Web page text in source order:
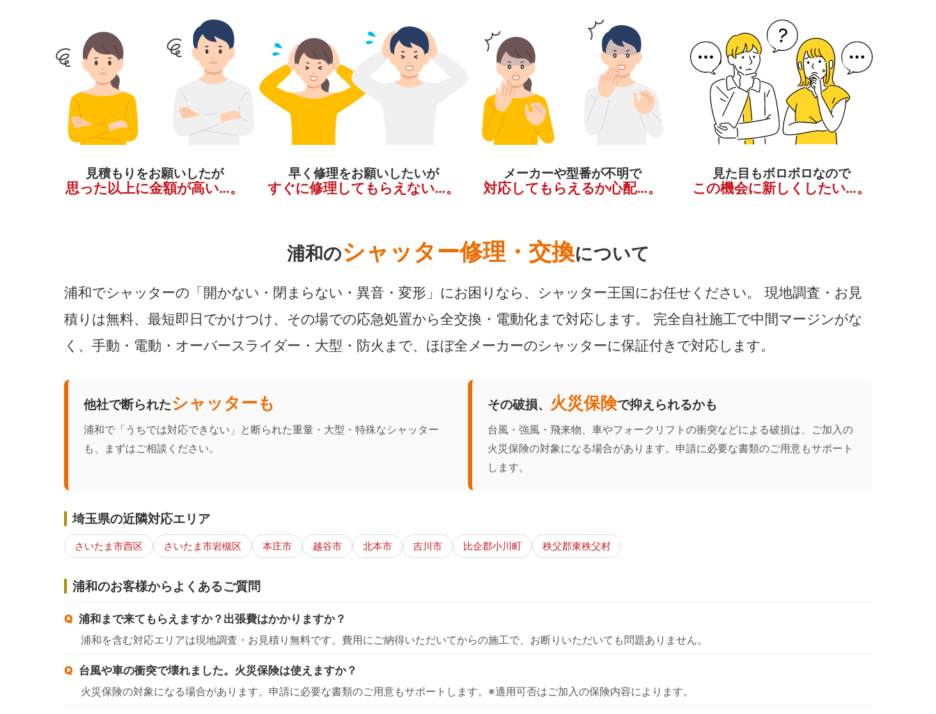
見積もりをお願いしたが
思った以上に金額が高い…。
早く修理をお願いしたいが
すぐに修理してもらえない…。
メーカーや型番が不明で
対応してもらえるか心配…。
見た目もボロボロなので
この機会に新しくしたい…。
浦和のシャッター修理・交換について
浦和でシャッターの「開かない・閉まらない・異音・変形」にお困りなら、シャッター王国にお任せください。 現地調査・お見
積りは無料、最短即日でかけつけ、その場での応急処置から全交換・電動化まで対応します。 完全自社施工で中間マージンがな
く、手動・電動・オーバースライダー・大型・防火まで、ほぼ全メーカーのシャッターに保証付きで対応します。
他社で断られたシャッターも
浦和で「うちでは対応できない」と断られた重量・大型・特殊なシャッター
も、まずはご相談ください。
その破損、 火災保険で抑えられるかも
台風・強風・飛来物、車やフォークリフトの衝突などによる破損は、ご加入の
火災保険の対象になる場合があります。申請に必要な書類のご用意もサポート
します。
埼玉県の近隣対応エリア
さいたま市西区 さいたま市岩槻区 本庄市 越谷市 北本市 吉川市 比企郡小川町 秩父郡東秩父村
浦和のお客様からよくあるご質問
浦和まで来てもらえますか？出張費はかかりますか？
浦和を含む対応エリアは現地調査・お見積り無料です。費用にご納得いただいてからの施工で、お断りいただいても問題ありません。
台風や車の衝突で壊れました。火災保険は使えますか？
火災保険の対象になる場合があります。申請に必要な書類のご用意もサポートします。※適用可否はご加入の保険内容によります。